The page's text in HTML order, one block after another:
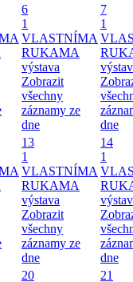
6
1
VLASTNÍMA
RUKAMA
výstava
Zobrazit
všechny
záznamy ze
dne
7
1
dne
13
1
VLASTNÍMA
RUKAMA
výstava
Zobrazit
všechny
záznamy ze
dne
14
1
dne
20
21